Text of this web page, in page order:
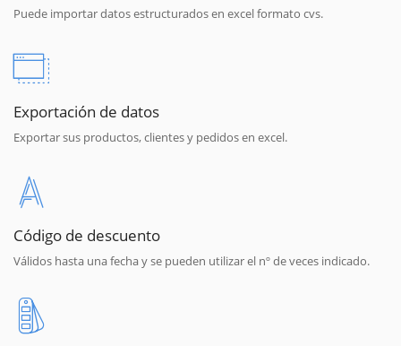
Puede importar datos estructurados en excel formato cvs.
Exportación de datos
Exportar sus productos, clientes y pedidos en excel.
Código de descuento
Válidos hasta una fecha y se pueden utilizar el nº de veces indicado.